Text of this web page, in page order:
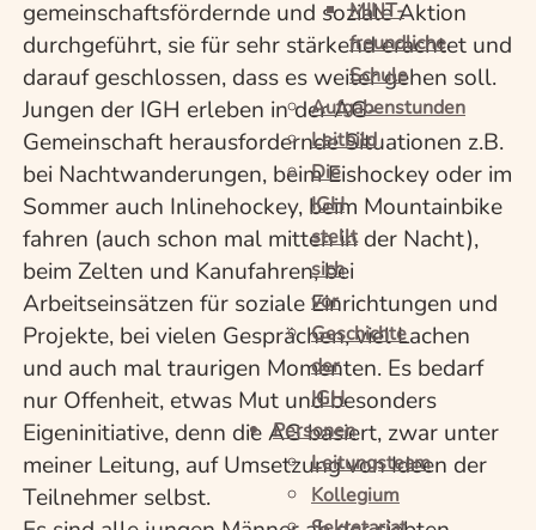
MINT-
freundliche
Schule
Aufgabenstunden
Leitbild
Die
IGH
stellt
sich
vor
Geschichte
der
IGH
Personen
Leitungsteam
Kollegium
gemeinschaftsfördernde und soziale Aktion
durchgeführt, sie für sehr stärkend erachtet und
darauf geschlossen, dass es weiter gehen soll.
Jungen der IGH erleben in der AG-
Gemeinschaft herausfordernde Situationen z.B.
bei Nachtwanderungen, beim Eishockey oder im
Sommer auch Inlinehockey, beim Mountainbike
fahren (auch schon mal mitten in der Nacht),
beim Zelten und Kanufahren, bei
Arbeitseinsätzen für soziale Einrichtungen und
Projekte, bei vielen Gesprächen, viel Lachen
und auch mal traurigen Momenten. Es bedarf
nur Offenheit, etwas Mut und besonders
Eigeninitiative, denn die AG basiert, zwar unter
meiner Leitung, auf Umsetzung von Ideen der
Teilnehmer selbst.